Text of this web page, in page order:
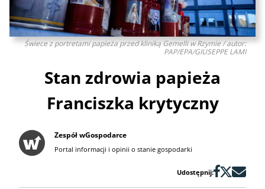
Świece z portretami papieża przed kliniką Gemelli w Rzymie / autor:
PAP/EPA/GIUSEPPE LAMI
Stan zdrowia papieża
Franciszka krytyczny
Zespół wGospodarce
Portal informacji i opinii o stanie gospodarki
Udostępnij: